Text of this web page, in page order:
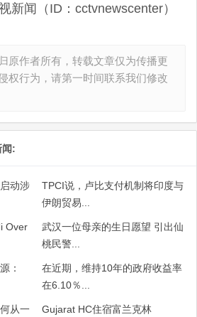
新闻（ID：cctvnewscenter）
原作者所有，转载文章仅为传播更
权行为，请第一时间联系我们修改
闻:
动涉
TPCI说，卢比支付机制将印度与
伊朗贸易...
Over
武汉一位母亲的生日愿望 引出仙
桃民警...
：
在近期，维持10年的政府收益率
在6.10％...
从一 Gujarat HC住宿富兰克林